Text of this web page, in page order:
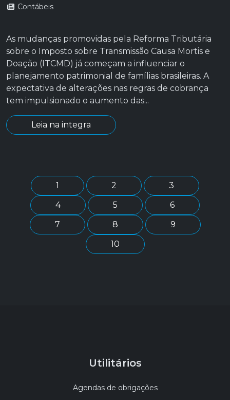
Contábeis
As mudanças promovidas pela Reforma Tributária
sobre o Imposto sobre Transmissão Causa Mortis e
Doação (ITCMD) já começam a influenciar o
planejamento patrimonial de famílias brasileiras. A
expectativa de alterações nas regras de cobrança
tem impulsionado o aumento das...
Leia na integra
1 2
3
4
5
6
7
8
9
10
Utilitários
Agendas de obrigações